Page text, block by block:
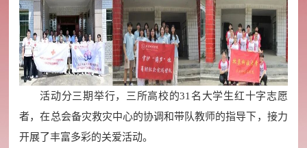
活动分三期举行，三所高校的31名大学生红十字志愿
者，在总会备灾救灾中心的协调和带队教师的指导下，接力
开展了丰富多彩的关爱活动。